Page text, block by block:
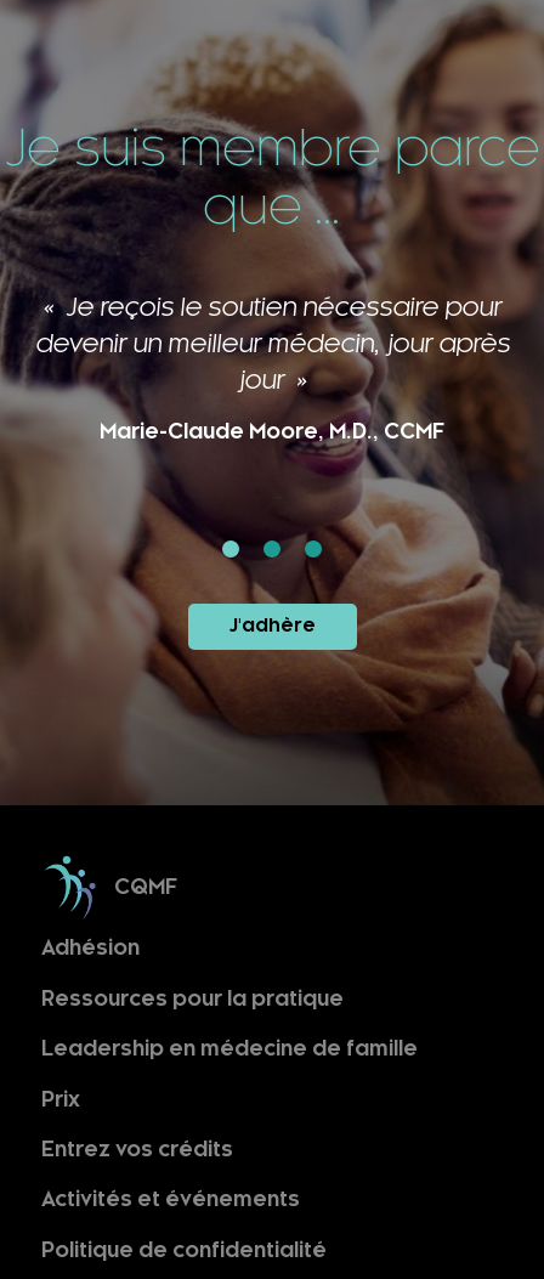
Je suis membre parce
que ...
Je reçois le soutien nécessaire pour
devenir un meilleur médecin, jour après
jour
Marie-Claude Moore, M.D., CCMF
J'adhère
CQMF
Adhésion
Ressources pour la pratique
Leadership en médecine de famille
Prix
Entrez vos crédits
Activités et événements
Politique de confidentialité